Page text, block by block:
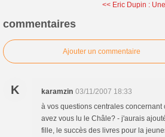
<< Eric Dupin :
commentaires
Ajouter un commentaire
K karamzin 03/11/2007 18:33
à vos questions centrales
avez vous lu le Châle? - j'aurais
fille, le succès des livres pour la